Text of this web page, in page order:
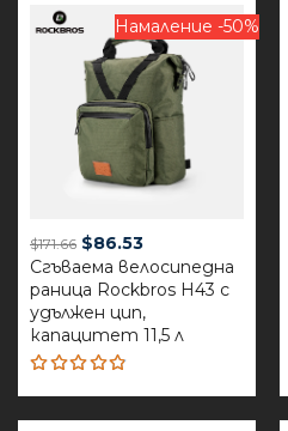
Намаление -50%
$171.66 Original
price
was:
$171.66.
$86.53Current
price
is:
$86.53.
Сгъваема велосипедна
раница Rockbros H43 с
удължен цип,
капацитет 11,5 л
Rated
4.81out